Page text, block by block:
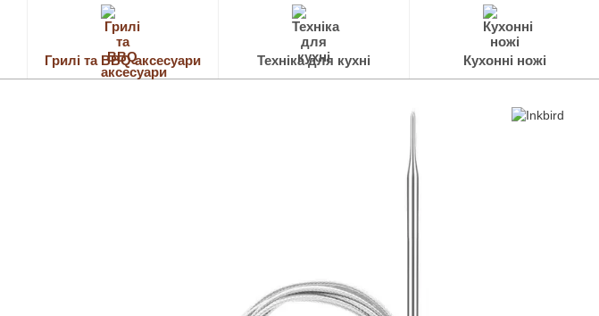
Грилі та BBQ аксесуари Техніка для кухні Кухонні ножі